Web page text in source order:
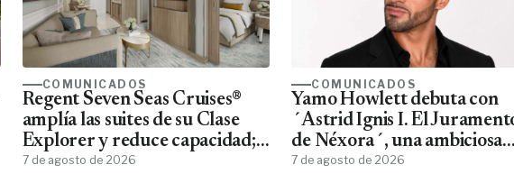
COMUNICADOS
Regent Seven Seas Cruises®
amplía las suites de su Clase
Explorer y reduce capacidad;
menos pasajeros, más espacio
7 de agosto de 2026
COMUNICADOS
Yamo Howlett debuta con
´Astrid Ignis I. El
de Néxora´, una ambiciosa
saga de fantasía y ciencia
7 de agosto de 2026